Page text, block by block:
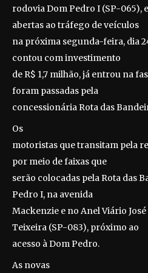
rodovia Dom Pedro I (SP-065),
abertas ao tráfego de veículos
na próxima segunda-feira, dia
contou com investimento
de R$ 1,7 milhão, já entrou na
foram passadas pela
concessionária Rota das
Os
motoristas que transitam pela
por meio de faixas que
serão colocadas pela Rota das
Pedro I, na avenida
Mackenzie e no Anel Viário
Teixeira (SP-083), próximo ao
acesso à Dom Pedro.
As novas